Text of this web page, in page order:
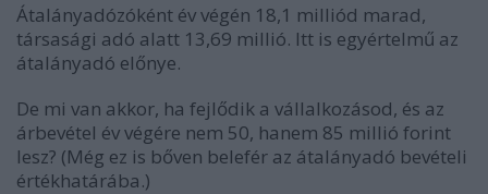
Átalányadózóként év végén 18,1 milliód marad,
társasági adó alatt 13,69 millió. Itt is egyértelmű az
átalányadó előnye.
De mi van akkor, ha fejlődik a vállalkozásod, és az
árbevétel év végére nem 50, hanem 85 millió forint
lesz? (Még ez is bőven belefér az átalányadó bevételi
értékhatárába.)